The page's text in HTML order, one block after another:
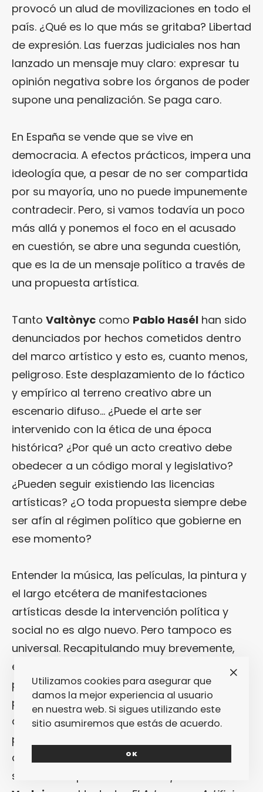
provocó un alud de movilizaciones en todo el
país. ¿Qué es lo que más se gritaba? Libertad
de expresión. Las fuerzas judiciales nos han
lanzado un mensaje muy claro: expresar tu
opinión negativa sobre los órganos de poder
supone una penalización. Se paga caro.
En España se vende que se vive en
democracia. A efectos prácticos, impera una
ideología que, a pesar de no ser compartida
por su mayoría, uno no puede impunemente
contradecir. Pero, si vamos todavía un poco
más allá y ponemos el foco en el acusado
en cuestión, se abre una segunda cuestión,
que es la de un mensaje político a través de
una propuesta artística.
Tanto Valtònyc como Pablo Hasél han sido
denunciados por hechos cometidos dentro
del marco artístico y esto es, cuanto menos,
peligroso. Este desplazamiento de lo fáctico
y empírico al terreno creativo abre un
escenario difuso… ¿Puede el arte ser
intervenido con la ética de una época
histórica? ¿Por qué un acto creativo debe
obedecer a un código moral y legislativo?
¿Pueden seguir existiendo las licencias
artísticas? ¿O toda propuesta siempre debe
ser afín al régimen político que gobierne en
ese momento?
Entender la música, las películas, la pintura y
el largo etcétera de manifestaciones
artísticas desde la intervención política y
social no es algo nuevo. Pero tampoco es
universal. Recapitulando muy brevemente,
encontramos en la historia del arte distintas
posiciones al respecto. A finales del siglo XIX,
por ejemplo, el movimiento simbolista
defendía que el arte estaba sujeto a sus
propias reglas, como si fuese una esfera
absolutamente independiente de la
sociedad. El poema «
Utilizamos cookies para asegurar que
damos la mejor experiencia al usuario
en nuestra web. Si sigues utilizando este
sitio asumiremos que estás de acuerdo.
OK